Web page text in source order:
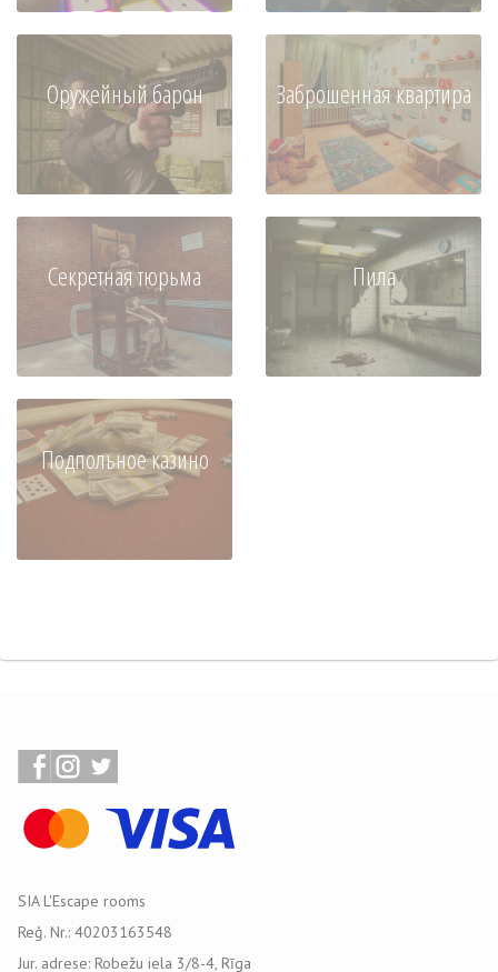
Оружейный барон Заброшенная квартира
Секретная тюрьма Пила
Подпольное казино
SIA L'Escape rooms
Reģ. Nr.: 40203163548
Jur. adrese: Robežu iela 3/8-4, Rīga